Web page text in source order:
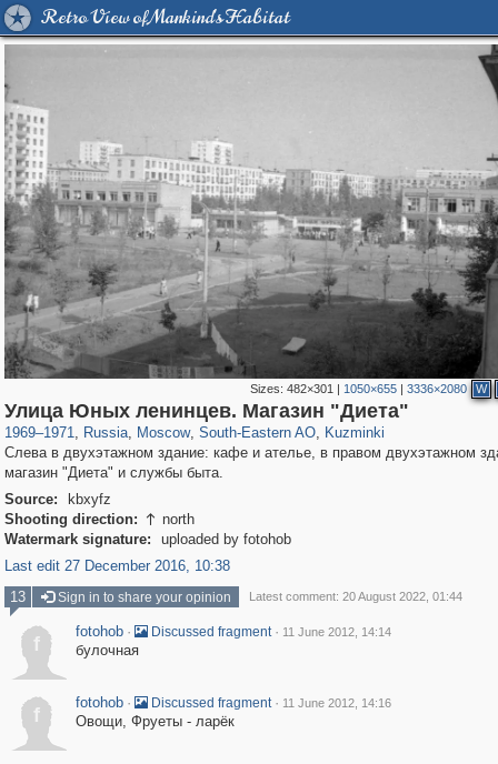
Retro View of Mankind's Habitat
Sizes: 482×301 | 1050×655| 3336×2080 W
Улица Юных ленинцев. Магазин "Диета"
1969–1971, Russia
1,406,255 29,243
, Moscow
319,780 8,286
, South-Eastern AO
11,379 197
, Kuzminki
1,133 31
Слева в двухэтажном здание: кафе и ателье, в правом двухэтажном
магазин "Диета" и службы быта.
Source:
kbxyfz
Shooting direction:  north
Watermark signature:
uploaded by fotohob
Last edit 27 December 2016, 10:38
13
Sign in to share your opinion Latest comment: 20 August 2022, 01:44
f
fotohob · Discussed fragment · 11 June 2012, 14:14
булочная
f
fotohob · Discussed fragment · 11 June 2012, 14:16
Овощи, Фруеты - ларёк